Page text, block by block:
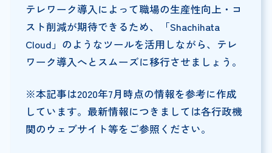
テレワーク導入によって職場の生産性向上・コ
スト削減が期待できるため、「Shachihata
Cloud」のようなツールを活用しながら、テレ
ワーク導入へとスムーズに移行させましょう。
※本記事は2020年7月時点の情報を参考に作成
しています。最新情報につきましては各行政機
関のウェブサイト等をご参照ください。